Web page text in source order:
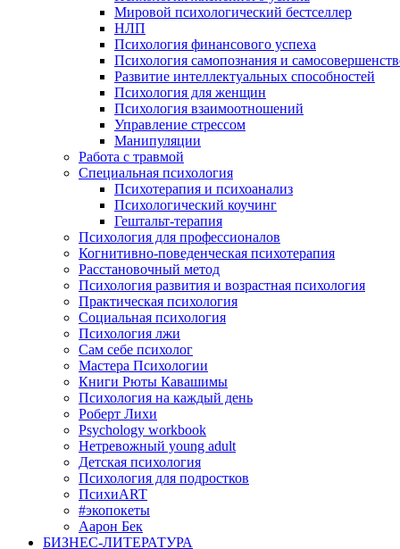
Мировой психологический бестселлер
НЛП
Психология финансового успеха
Психология самопознания и
Развитие интеллектуальных способностей
Психология для женщин
Психология взаимоотношений
Управление стрессом
Манипуляции
Работа с травмой
Специальная психология
Психотерапия и психоанализ
Психологический коучинг
Гештальт-терапия
Психология для профессионалов
Когнитивно-поведенческая психотерапия
Расстановочный метод
Психология развития и возрастная психология
Практическая психология
Социальная психология
Психология лжи
Сам себе психолог
Мастера Психологии
Книги Рюты Кавашимы
Психология на каждый день
Роберт Лихи
Psychology workbook
Нетревожный young adult
Детская психология
Психология для подростков
ПсихиART
#экопокеты
Аарон Бек
БИЗНЕС-ЛИТЕРАТУРА